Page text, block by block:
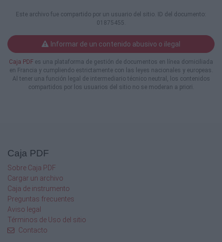
Bomba de vacío
Las especificaciones están sujetas a
cambios sin previo aviso
Filtro de vacío
Tolva de alimentación + tubería
Principio de transportador de vacío VMECA.
1.
2.
3.
4.
5.
6.
7.
Este archivo fue compartido por un usuario del sitio. ID del documento:
01875455.
Informar de un contenido abusivo o ilegal
Caja PDF es una plataforma de gestión de documentos en línea domiciliada
en Francia y cumpliendo estrictamente con las leyes nacionales y europeas.
Al tener una función legal de intermediario técnico neutral, los contenidos
compartidos por los usuarios del sitio no se moderan a priori.
Caja PDF
Sobre Caja PDF
Cargar un archivo
Caja de instrumento
Preguntas frecuentes
Aviso legal
Términos de Uso del sitio
Contacto